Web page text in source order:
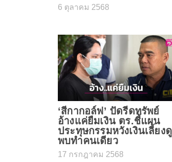
6 ตุลาคม 2568
‘สีกากอล์ฟ’ ปัดรีดทรัพย์
อ้างแค่ยืมเงิน ตร.ชี้แผน
ประทุษกรรมหวังเงินเลี้ยงดู
พบทำคนเดียว
17 กรกฎาคม 2568